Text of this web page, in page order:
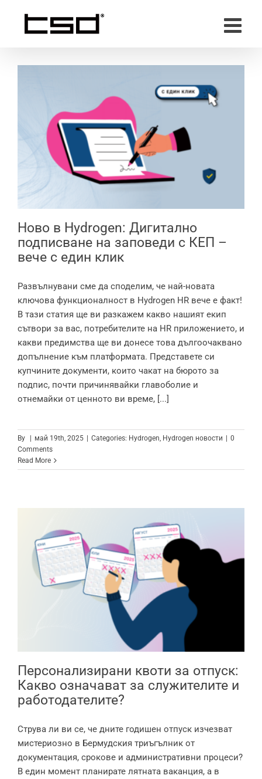
content
Ново в Hydrogen: Дигитално
подписване на заповеди с КЕП –
вече с един клик
Ново в Hydrogen: Дигитално
подписване на заповеди с КЕП –
вече с един клик
Развълнувани сме да споделим, че най-новата
ключова функционалност в Hydrogen HR вече е факт!
В тази статия ще ви разкажем какво нашият екип
сътвори за вас, потребителите на HR приложението, и
какви предимства ще ви донесе това дългоочаквано
допълнение към платформата. Представете си
купчините документи, които чакат на бюрото за
подпис, почти причинявайки главоболие и
отнемайки от ценното ви време, [...]
By май 19th, 2025 Categories: Hydrogen, Hydrogen новости
0
Comments
Read More
Персонализирани квоти за отпуск:
Какво означават за служителите и
работодателите?
Персонализирани квоти за отпуск:
Какво означават за служителите и
работодателите?
Струва ли ви се, че дните годишен отпуск изчезват
мистериозно в Бермудския триъгълник от
документация, срокове и административни процеси?
В един момент планирате лятната ваканция, а в